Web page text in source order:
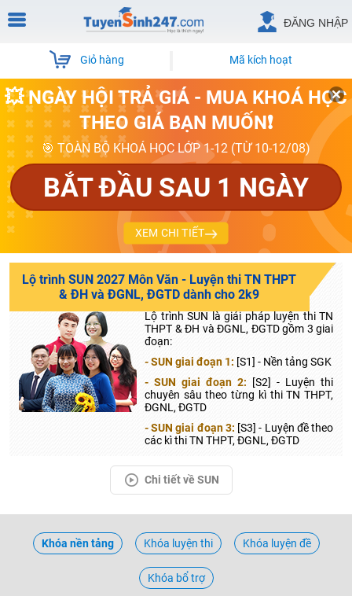
ĐĂNG NHẬP
Giỏ hàng Mã kích hoạt
💥 NGÀY HỘI TRẢ GIÁ - MUA KHOÁ HỌC
THEO GIÁ BẠN MUỐN❗
🎯 TOÀN BỘ KHOÁ HỌC LỚP 1-12 (TỪ 10-12/08)
BẮT ĐẦU SAU 1 NGÀY
XEM CHI TIẾT
Lộ trình SUN 2027 Môn Văn - Luyện thi TN THPT
& ĐH và ĐGNL, ĐGTD dành cho 2k9
Lộ trình SUN là giải pháp luyện thi TN
THPT & ĐH và ĐGNL, ĐGTD gồm 3 giai
đoạn:
- SUN giai đoạn 1: [S1] - Nền tảng SGK
- SUN giai đoạn 2: [S2] - Luyện thi
chuyên sâu theo từng kì thi TN THPT,
ĐGNL, ĐGTD
- SUN giai đoạn 3: [S3] - Luyện đề theo
các kì thi TN THPT, ĐGNL, ĐGTD
Chi tiết về SUN
Khóa nền tảng Khóa luyện thi Khóa luyện đề
Khóa bổ trợ